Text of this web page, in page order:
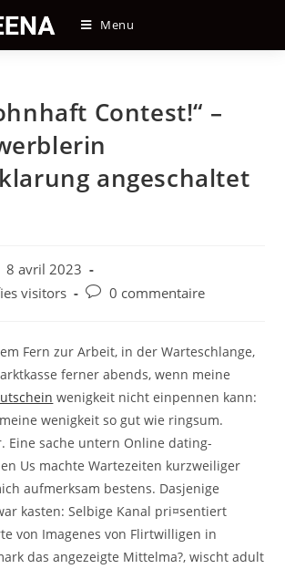
Menu
Contest!“ –
angeschaltet
8 avril 2023
visitors
Post0 commentaire
Fern zur Arbeit, in der Warteschlange,
ferner abends, wenn meine
wenigkeit nicht einpennen kann:
wenigkeit so gut wie ringsum.
Eine sache untern Online dating-
Us machte Wartezeiten kurzweiliger
aufmerksam bestens. Dasjenige
kasten: Selbige Kanal pri¤sentiert
von Imagenes von Flirtwilligen in
das angezeigte Mittelma?, wischt adult